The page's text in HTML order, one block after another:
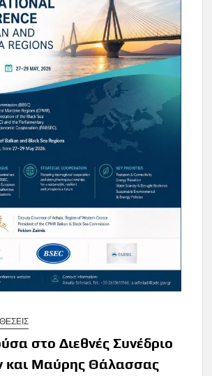
στο Διεθνές Συνέδριο
και Μαύρης Θάλασσας